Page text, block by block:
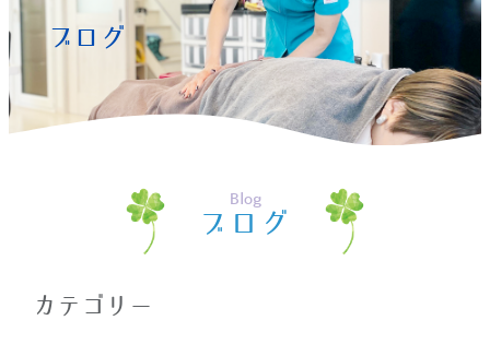
ブログ
Blog
ブログ
カテゴリー